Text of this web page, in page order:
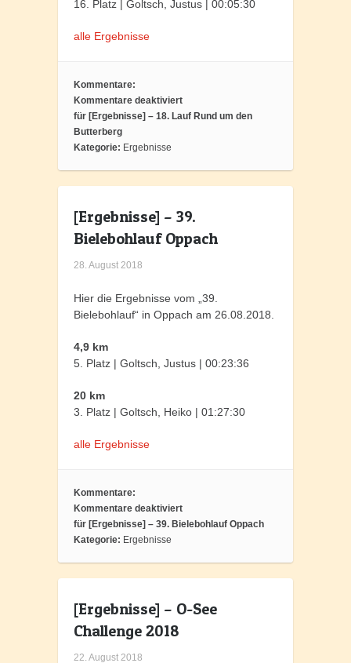
16. Platz | Goltsch, Justus | 00:05:30
alle Ergebnisse
Kommentare:
Kommentare deaktiviert
für [Ergebnisse] – 18. Lauf Rund um den
Butterberg
Kategorie: Ergebnisse
[Ergebnisse] – 39.
Bielebohlauf Oppach
28. August 2018
Hier die Ergebnisse vom „39.
Bielebohlauf“ in Oppach am 26.08.2018.
4,9 km
5. Platz | Goltsch, Justus | 00:23:36
20 km
3. Platz | Goltsch, Heiko | 01:27:30
alle Ergebnisse
Kommentare:
Kommentare deaktiviert
für [Ergebnisse] – 39. Bielebohlauf Oppach
Kategorie: Ergebnisse
[Ergebnisse] – O-See
Challenge 2018
22. August 2018